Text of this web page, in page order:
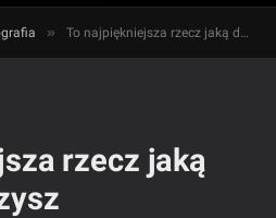
» To najpiękniejsza rzecz jaką dzisiaj zobaczysz
rzecz jaką